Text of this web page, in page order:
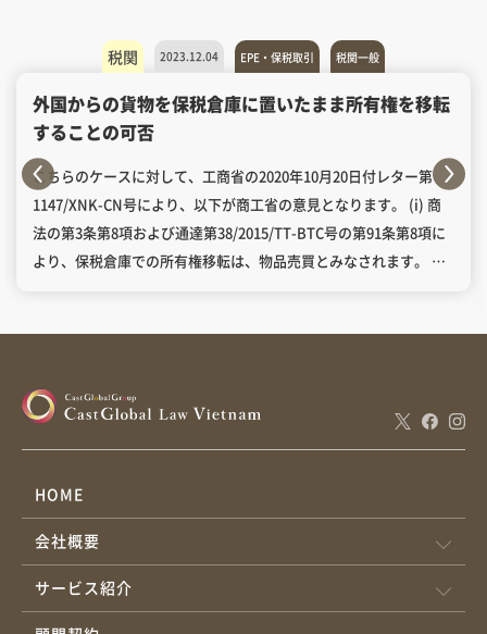
税関 2023.12.04 EPE・保税取引 税関一般
外国からの貨物を保税倉庫に置いたまま所有権を移転
することの可否
こちらのケースに対して、工商省の2020年10月20日付レター第
1147/XNK-CN号により、以下が商工省の意見となります。 (i) 商
法の第3条第8項および通達第38/2015/TT-BTC号の第91条第8項に
より、保税倉庫での所有権移転は、物品売買とみなされます。 参
payment; and whereby the purchaser is obliged to pay the
seller and to receive delivery of and ownership in the goods in
(AMENDED) Article 91. Customs management of goods entering
and dispatched from bonded warehouses 8. The transfer of
ownership of goods in bonded warehouse shall be carried out
by goods owner upon sale of goods as prescribed in Clause 8
Article 3 of the Law on Commerce. (ii) 外国貿易管理法の第5条
第2項第ｃ号および政令第09/2018/ND-CP号の第3条により、外資
HOME
会社概要
サービス紹介